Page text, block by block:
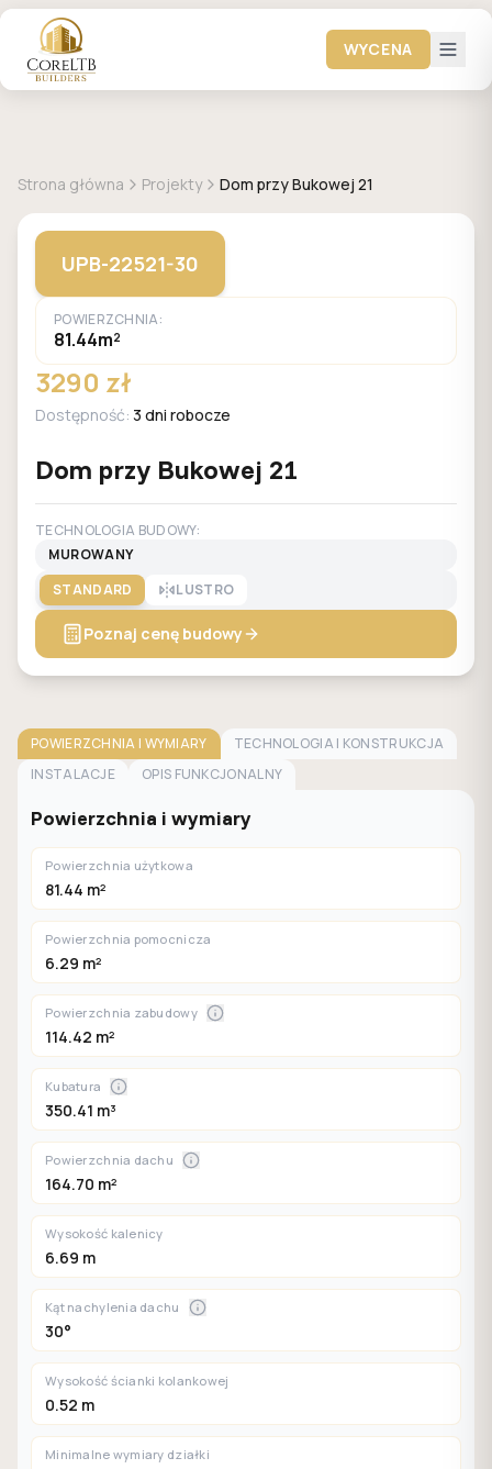
WYCENA
Strona główna Projekty Dom przy Bukowej 21
UPB-22521-30
POWIERZCHNIA:
81.44m²
3290 zł
Dostępność: 3 dni robocze
Dom przy Bukowej 21
TECHNOLOGIA BUDOWY:
MUROWANY
STANDARD
LUSTRO
Poznaj cenę budowy
POWIERZCHNIA I WYMIARY
TECHNOLOGIA I KONSTRUKCJA
INSTALACJE
OPIS FUNKCJONALNY
Powierzchnia i wymiary
Powierzchnia użytkowa
81.44 m²
Powierzchnia pomocnicza
6.29 m²
Powierzchnia zabudowy
114.42 m²
Kubatura
350.41 m³
Powierzchnia dachu
164.70 m²
Wysokość kalenicy
6.69 m
Kąt nachylenia dachu
30°
Wysokość ścianki kolankowej
0.52 m
Minimalne wymiary działki